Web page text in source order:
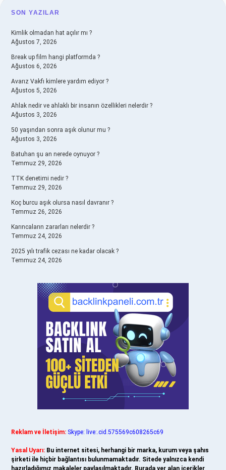
SIDEBAR
SON YAZILAR
Kimlik olmadan hat açılır mı ?
Ağustos 7, 2026
Break up film hangi platformda ?
Ağustos 6, 2026
Avarız Vakfı kimlere yardım ediyor ?
Ağustos 5, 2026
Ahlak nedir ve ahlaklı bir insanın özellikleri nelerdir ?
Ağustos 3, 2026
50 yaşından sonra aşık olunur mu ?
Ağustos 3, 2026
Batuhan şu an nerede oynuyor ?
Temmuz 29, 2026
TTK denetimi nedir ?
Temmuz 29, 2026
Koç burcu aşık olursa nasıl davranır ?
Temmuz 26, 2026
Karıncaların zararları nelerdir ?
Temmuz 24, 2026
2025 yılı trafik cezası ne kadar olacak ?
Temmuz 24, 2026
Reklam ve İletişim: Skype: live:.cid.575569c608265c69
Yasal Uyarı: Bu internet sitesi, herhangi bir marka, kurum veya şahıs
şirketi ile hiçbir bağlantısı bulunmamaktadır. Sitede yalnızca kendi
hazırladığımız makaleler paylaşılmaktadır. Burada yer alan içerikler